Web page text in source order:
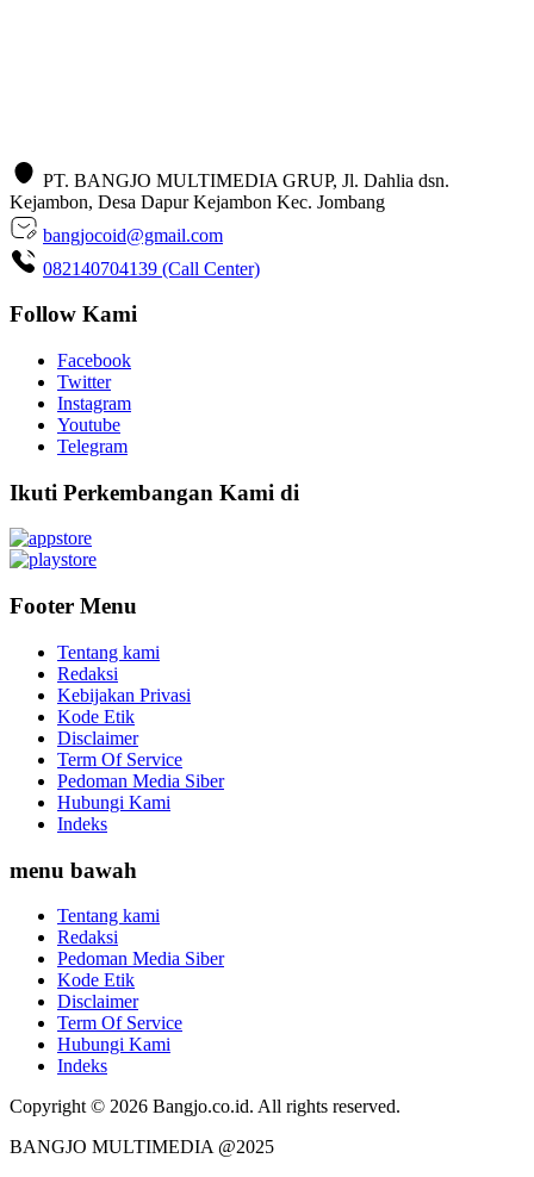
PT. BANGJO MULTIMEDIA GRUP, Jl. Dahlia dsn.
Kejambon, Desa Dapur Kejambon Kec. Jombang
bangjocoid@gmail.com
082140704139 (Call Center)
Follow Kami
Facebook
Twitter
Instagram
Youtube
Telegram
Ikuti Perkembangan Kami di
Footer Menu
Tentang kami
Redaksi
Kebijakan Privasi
Kode Etik
Disclaimer
Term Of Service
Pedoman Media Siber
Hubungi Kami
Indeks
menu bawah
Tentang kami
Redaksi
Pedoman Media Siber
Kode Etik
Disclaimer
Term Of Service
Hubungi Kami
Indeks
Copyright © 2026 Bangjo.co.id. All rights reserved.
BANGJO MULTIMEDIA @2025